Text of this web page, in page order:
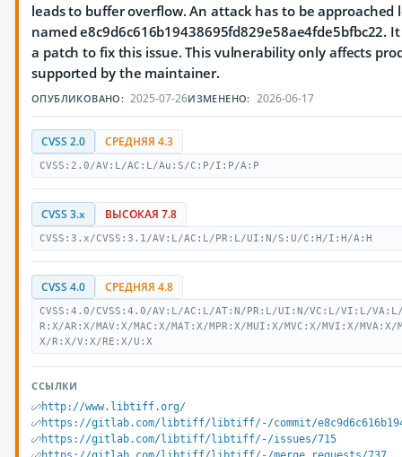
leads to buffer overflow. An attack has to be approached
named e8c9d6c616b19438695fd829e58ae4fde5bfbc22.
a patch to fix this issue. This vulnerability only affects
supported by the maintainer.
ОПУБЛИКОВАНО: 2025-07-26ИЗМЕНЕНО: 2026-06-17
CVSS 2.0 СРЕДНЯЯ 4.3
CVSS:2.0/AV:L/AC:L/Au:S/C:P/I:P/A:P
CVSS 3.x ВЫСОКАЯ 7.8
CVSS:3.x/CVSS:3.1/AV:L/AC:L/PR:L/UI:N/S:U/C:H/I:H/A:H
CVSS 4.0 СРЕДНЯЯ 4.8
CVSS:4.0/CVSS:4.0/AV:L/AC:L/AT:N/PR:L/UI:N/VC:L/VI:L/
R:X/AR:X/MAV:X/MAC:X/MAT:X/MPR:X/MUI:X/MVC:X/MVI:X/
X/R:X/V:X/RE:X/U:X
ССЫЛКИ
http://www.libtiff.org/
https://gitlab.com/libtiff/libtiff/-/commit/
https://gitlab.com/libtiff/libtiff/-/issues/715